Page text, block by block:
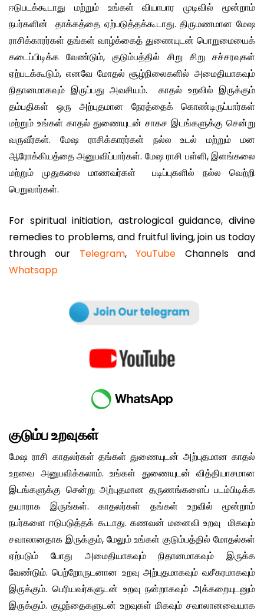
ஈடுபடக்கூடாது மற்றும் உங்கள் வியாபார முடிவில் மூன்றாம்
நபர்களின் தாக்கத்தை ஏற்படுத்தக்கூடாது. திருமணமான மேஷ
ராசிக்காரர்கள் தங்கள் வாழ்க்கைத் துணையுடன் பொறுமையைக்
கடைப்பிடிக்க வேண்டும், குடும்பத்தில் சிறு சிறு சச்சரவுகள்
ஏற்படக்கூடும், எனவே மோதல் சூழ்நிலைகளில் அமைதியாகவும்
நிதானமாகவும் இருப்பது அவசியம். காதல் உறவில் இருக்கும்
தம்பதிகள் ஒரு அற்புதமான நேரத்தைக் கொண்டிருப்பார்கள்
மற்றும் உங்கள் காதல் துணையுடன் சாகச இடங்களுக்கு சென்று
வருவீர்கள். மேஷ ராசிக்காரர்கள் நல்ல உடல் மற்றும் மன
ஆரோக்கியத்தை அனுபவிப்பார்கள். மேஷ ராசி பள்ளி, இளங்கலை
மற்றும் முதுகலை மாணவர்கள் படிப்புகளில் நல்ல வெற்றி
பெறுவார்கள்.
For spiritual initiation, astrological guidance, divine
remedies to problems, and fruitful living, join us today
through our Telegram,YouTube Channels and
Whatsapp
குடும்ப உறவுகள்
மேஷ ராசி காதலர்கள் தங்கள் துணையுடன் அற்புதமான காதல்
உறவை அனுபவிக்கலாம். உங்கள் துணையுடன் வித்தியாசமான
இடங்களுக்கு சென்று அற்புதமான தருணங்களைப் படம்பிடிக்க
தயாராக இருங்கள். காதலர்கள் தங்கள் உறவில் மூன்றாம்
நபர்களை ஈடுபடுத்தக் கூடாது. கணவன் மனைவி உறவு மிகவும்
சவாலானதாக இருக்கும், மேலும் உங்கள் குடும்பத்தில் மோதல்கள்
ஏற்படும் போது அமைதியாகவும் நிதானமாகவும் இருக்க
வேண்டும். பெற்றோருடனான உறவு அற்புதமாகவும் வசீகரமாகவும்
இருக்கும். பெரியவர்களுடன் உறவு நன்றாகவும் அக்கறையுடனும்
இருக்கும். குழந்தைகளுடன் உறவுகள் மிகவும் சவாலானவையாக